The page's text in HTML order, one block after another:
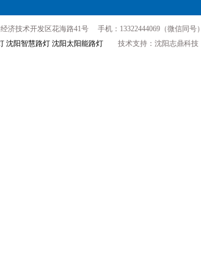
济技术开发区花海路41号 手机：13322444069（微信同号
沈阳智慧路灯 沈阳太阳能路灯 技术支持：沈阳志鼎科